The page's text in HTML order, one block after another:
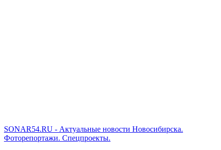
SONAR54.RU - Актуальные новости Новосибирска.
Фоторепортажи. Спецпроекты.